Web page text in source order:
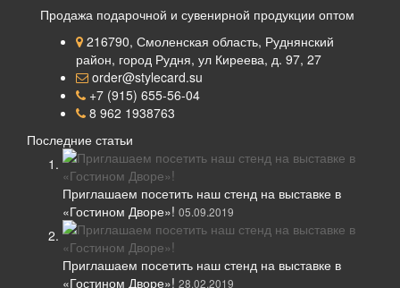
Продажа подарочной и сувенирной продукции оптом
216790, Смоленская область, Руднянский
район, город Рудня, ул Киреева, д. 97, 27
order@stylecard.su
+7 (915) 655-56-04
8 962 1938763
Последние статьи
Приглашаем посетить наш стенд на выставке в
«Гостином Дворе»! 05.09.2019
Приглашаем посетить наш стенд на выставке в
«Гостином Дворе»! 28.02.2019